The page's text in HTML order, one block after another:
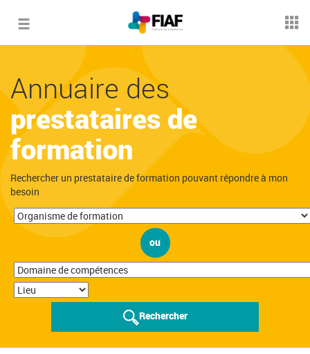
Toggle
Annuaire des
prestataires de
formation
Rechercher un prestataire de formation pouvant répondre à mon
besoin
ou
Rechercher